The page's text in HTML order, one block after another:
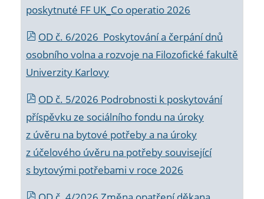
poskytnuté FF UK_Co operatio 2026
OD č. 6/2026 Poskytování a čerpání dnů
osobního volna a rozvoje na Filozofické fakultě
Univerzity Karlovy
OD č. 5/2026 Podrobnosti k poskytování
příspěvku ze sociálního fondu na úroky
z úvěru na bytové potřeby a na úroky
z účelového úvěru na potřeby související
s bytovými potřebami v roce 2026